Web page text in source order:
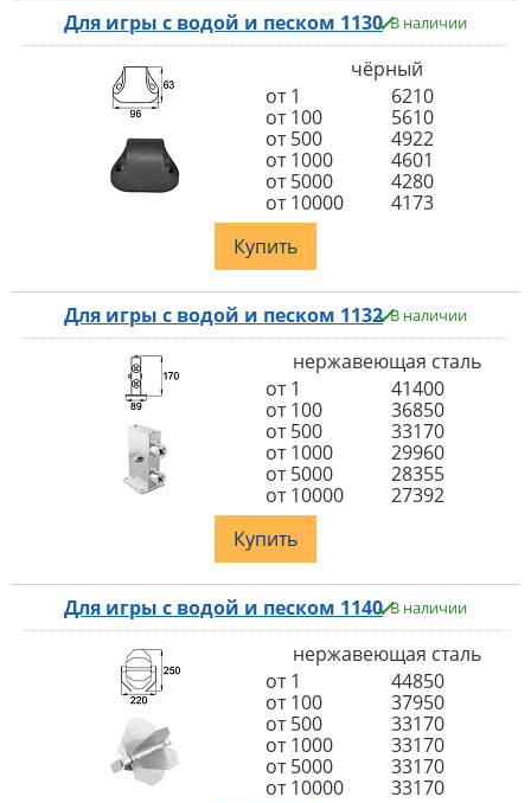
Для игры с водой и песком 1130 В наличии
чёрный
от 1
6210
от 100
5610
от 500
4922
от 1000
4601
от 5000
4280
от 10000
4173
Купить
Для игры с водой и песком 1132 В наличии
нержавеющая сталь
от 1
41400
от 100
36850
от 500
33170
от 1000
29960
от 5000
28355
от 10000
27392
Купить
Для игры с водой и песком 1140 В наличии
нержавеющая сталь
от 1
44850
от 100
37950
от 500
33170
от 1000
33170
от 5000
33170
от 10000
33170